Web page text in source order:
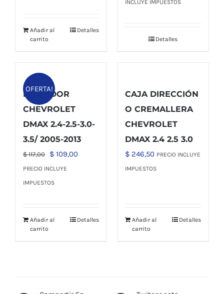
$ 53,00.$ 47,00.
Añadir al
carrito
Detalles
$ 31,00.$ 27,00.
INCLUYE IMPUESTOS
Detalles
OFERTA!
RADIADOR
CHEVROLET
DMAX 2.4-2.5-3.0-
3.5/ 2005-2013
$117,00
El
precio
original
$ 109,00El
PRECIO INCLUYE
IMPUESTOS
Añadir al
carrito
Detalles
CAJA DIRECCIÓN
O CREMALLERA
CHEVROLET
DMAX 2.4 2.5 3.0
$ 246,50 PRECIO INCLUYE
IMPUESTOS
Añadir al
carrito
Detalles